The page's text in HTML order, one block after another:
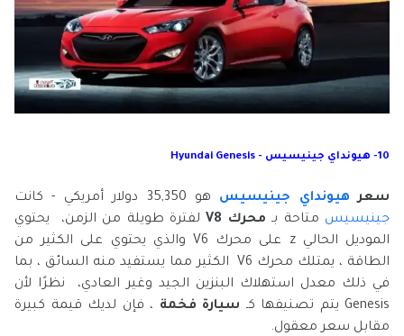
10- هيونداي جينيسيس - Hyundai Genesis
سعر هيونداي جينيسيس هو 35,350 دولار أمريكي - كانت
جينيسيس متاحة بـ محرك V8
لفترة طويلة من الزمن، يحتوي
الموديل الحالي z على محرك V6 والذي يحتوي على الكثير من
الطاقة ، يمتلك محرك V6 الكثير مما يستفيد منه السائق ، بما
في ذلك معدل استهلاك البنزين الجيد وغير العادي، نظرًا لأن
Genesis يتم تصنيفها كـ
سيارة فخمة ، فإن لديك قيمة كبيرة
مقابل سعر معقول.